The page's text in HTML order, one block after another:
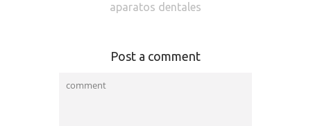
aparatos dentales
Post a comment